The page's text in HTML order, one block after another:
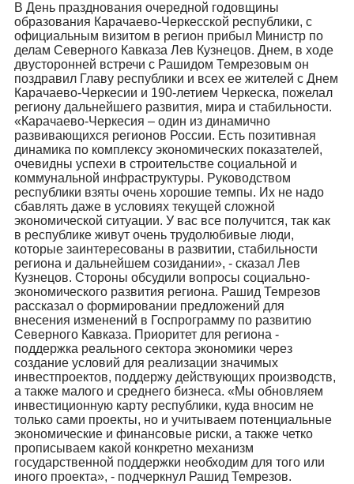
В День празднования очередной годовщины
образования Карачаево-Черкесской республики, с
официальным визитом в регион прибыл Министр по
делам Северного Кавказа Лев Кузнецов. Днем, в ходе
двусторонней встречи с Рашидом Темрезовым он
поздравил Главу республики и всех ее жителей с Днем
Карачаево-Черкесии и 190-летием Черкеска, пожелал
региону дальнейшего развития, мира и стабильности.
«Карачаево-Черкесия – один из динамично
развивающихся регионов России. Есть позитивная
динамика по комплексу экономических показателей,
очевидны успехи в строительстве социальной и
коммунальной инфраструктуры. Руководством
республики взяты очень хорошие темпы. Их не надо
сбавлять даже в условиях текущей сложной
экономической ситуации. У вас все получится, так как
в республике живут очень трудолюбивые люди,
которые заинтересованы в развитии, стабильности
региона и дальнейшем созидании», - сказал Лев
Кузнецов. Стороны обсудили вопросы социально-
экономического развития региона. Рашид Темрезов
рассказал о формировании предложений для
внесения изменений в Госпрограмму по развитию
Северного Кавказа. Приоритет для региона -
поддержка реального сектора экономики через
создание условий для реализации значимых
инвестпроектов, поддержу действующих производств,
а также малого и среднего бизнеса. «Мы обновляем
инвестиционную карту республики, куда вносим не
только сами проекты, но и учитываем потенциальные
экономические и финансовые риски, а также четко
прописываем какой конкретно механизм
государственной поддержки необходим для того или
иного проекта», - подчеркнул Рашид Темрезов.